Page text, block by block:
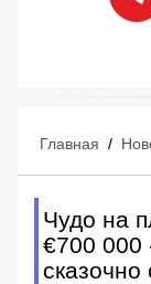
Главная /
Чудо на
€700 000
сказочно